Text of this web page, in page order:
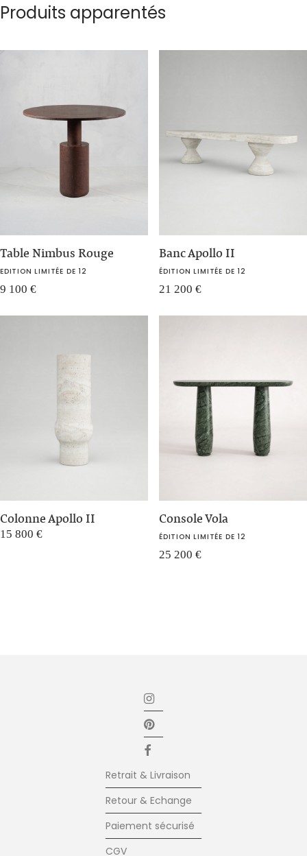
Produits apparentés
Table Nimbus Rouge
EDITION LIMITÉE DE 12
9 100 €
Banc Apollo II
ÉDITION LIMITÉE DE 12
21 200 €
Colonne Apollo II
15 800 €
Console Vola
ÉDITION LIMITÉE DE 12
25 200 €
Retrait & Livraison
Retour & Echange
Paiement sécurisé
CGV